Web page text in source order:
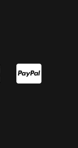
